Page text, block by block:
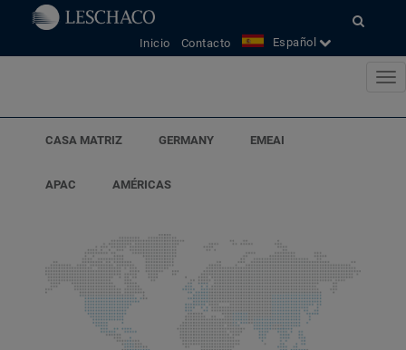
Inicio Contacto Español
CASA MATRIZ GERMANY EMEAI
APAC AMÉRICAS